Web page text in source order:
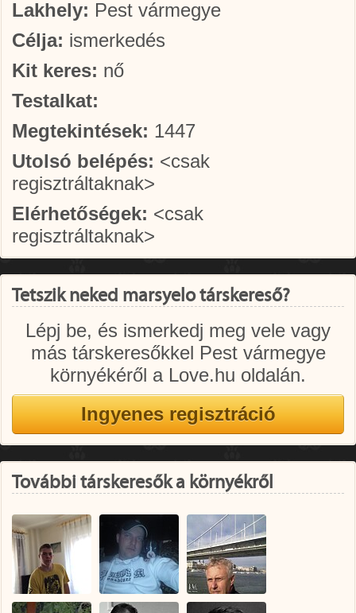
Lakhely: Pest vármegye
Célja: ismerkedés
Kit keres: nő
Testalkat:
Megtekintések: 1447
Utolsó belépés: <csak
regisztráltaknak>
Elérhetőségek: <csak
regisztráltaknak>
Tetszik neked marsyelo társkereső?
Lépj be, és ismerkedj meg vele vagy
más társkeresőkkel Pest vármegye
környékéről a Love.hu oldalán.
További társkeresők a környékről